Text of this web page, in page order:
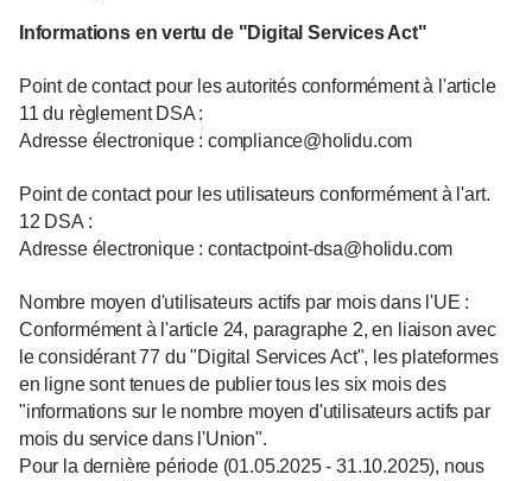
Informations en vertu de "Digital Services Act"
Point de contact pour les autorités conformément à l'article
11 du règlement DSA :
Adresse électronique : compliance@holidu.com
Point de contact pour les utilisateurs conformément à l'art.
12 DSA :
Adresse électronique : contactpoint-dsa@holidu.com
Nombre moyen d'utilisateurs actifs par mois dans l'UE :
Conformément à l'article 24, paragraphe 2, en liaison avec
le considérant 77 du "Digital Services Act", les plateformes
en ligne sont tenues de publier tous les six mois des
"informations sur le nombre moyen d'utilisateurs actifs par
mois du service dans l'Union".
Pour la dernière période (01.05.2025 - 31.10.2025), nous